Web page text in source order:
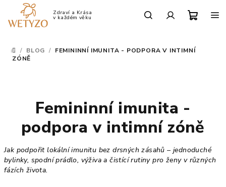
obsah
DOMŮ
/ BLOG / FEMININNÍ IMUNITA - PODPORA V INTIMNÍ
ZÓNĚ
Femininní imunita -
podpora v intimní zóně
Jak podpořit lokální imunitu bez drsných zásahů – jednoduché
bylinky, spodní prádlo, výživa a čistící rutiny pro ženy v různých
fázích života.